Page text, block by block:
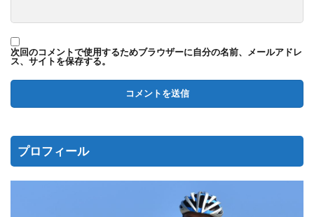
次回のコメントで使用するためブラウザーに自分の名前、メールアドレ
ス、サイトを保存する。
プロフィール